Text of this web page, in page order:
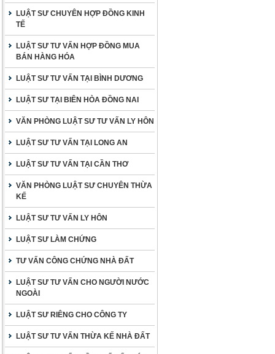
LUẬT SƯ CHUYÊN HỢP ĐỒNG KINH
TẾ
LUẬT SƯ TƯ VẤN HỢP ĐỒNG MUA
BÁN HÀNG HÓA
LUẬT SƯ TƯ VẤN TẠI BÌNH DƯƠNG
LUẬT SƯ TẠI BIÊN HÒA ĐỒNG NAI
VĂN PHÒNG LUẬT SƯ TƯ VẤN LY HÔN
LUẬT SƯ TƯ VẤN TẠI LONG AN
LUẬT SƯ TƯ VẤN TẠI CẦN THƠ
VĂN PHÒNG LUẬT SƯ CHUYÊN THỪA
KẾ
LUẬT SƯ TƯ VẤN LY HÔN
LUẬT SƯ LÀM CHỨNG
TƯ VẤN CÔNG CHỨNG NHÀ ĐẤT
LUẬT SƯ TƯ VẤN CHO NGƯỜI NƯỚC
NGOÀI
LUẬT SƯ RIÊNG CHO CÔNG TY
LUẬT SƯ TƯ VẤN THỪA KẾ NHÀ ĐẤT